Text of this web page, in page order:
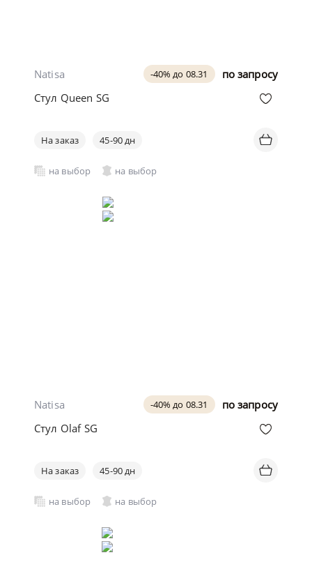
по запросу
-40% до 08.31
Natisa
Стул Queen SG
На заказ 45-90 дн
на выбор на выбор
по запросу
-40% до 08.31
Natisa
Стул Olaf SG
На заказ 45-90 дн
на выбор на выбор